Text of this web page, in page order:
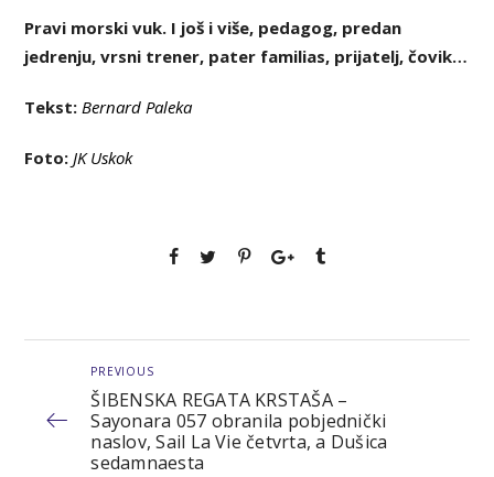
Pravi morski vuk. I još i više, pedagog, predan
jedrenju, vrsni trener, pater familias, prijatelj, čovik…
Tekst: Bernard Paleka
Foto: JK Uskok
PREVIOUS
ŠIBENSKA REGATA KRSTAŠA –
Sayonara 057 obranila pobjednički
naslov, Sail La Vie četvrta, a Dušica
sedamnaesta